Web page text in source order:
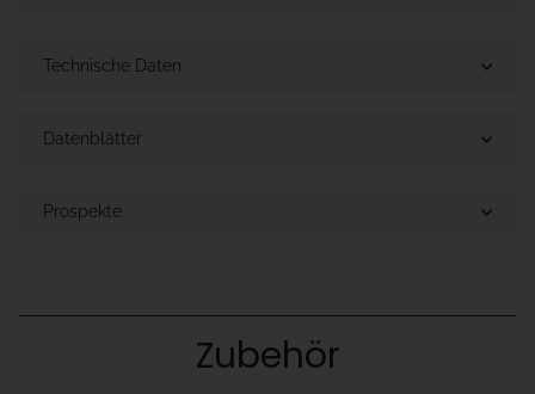
Technische Daten
Datenblätter
Prospekte
Zubehör